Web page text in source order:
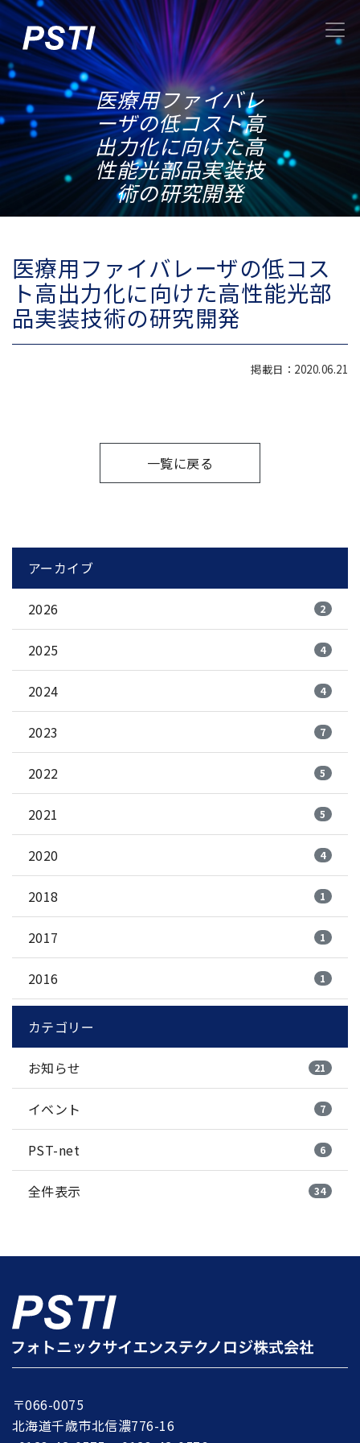
医療用ファイバレ
ーザの低コスト高
出力化に向けた高
性能光部品実装技
術の研究開発
医療用ファイバレーザの低コス
ト高出力化に向けた高性能光部
品実装技術の研究開発
掲載日：2020.06.21
一覧に戻る
アーカイブ
2026 2
2025 4
2024 4
2023 7
2022 5
2021 5
2020 4
2018 1
2017 1
2016 1
カテゴリー
お知らせ 21
イベント 7
PST-net 6
全件表示 34
〒066-0075
北海道千歳市北信濃776-16